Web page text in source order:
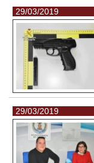
29/03/2019
29/03/2019